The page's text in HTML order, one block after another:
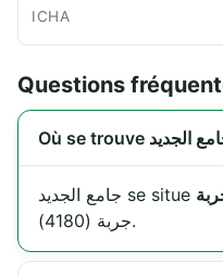
جامع الجديد se situe
جربة (4180).